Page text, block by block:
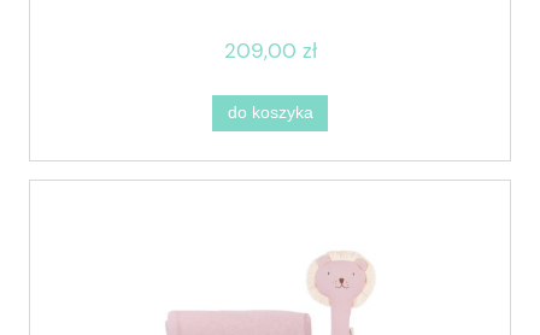
209,00 zł
do koszyka